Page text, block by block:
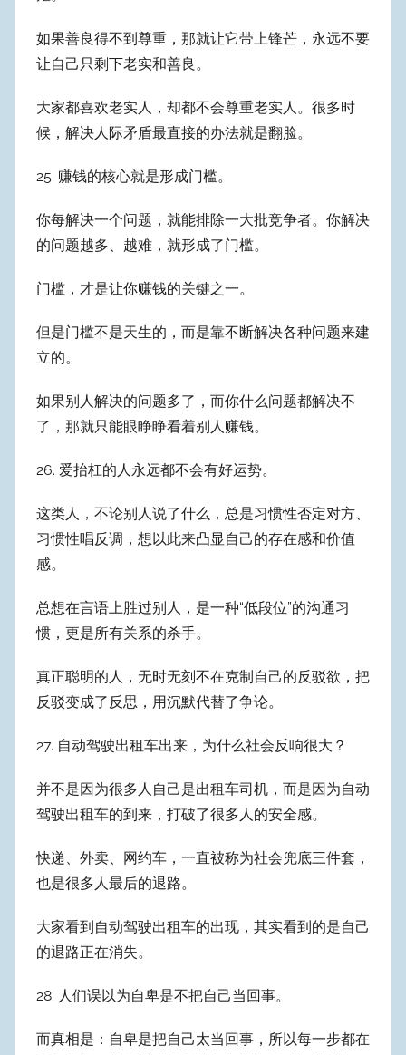
如果善良得不到尊重，那就让它带上锋芒，永远不要
让自己只剩下老实和善良。
大家都喜欢老实人，却都不会尊重老实人。很多时
候，解决人际矛盾最直接的办法就是翻脸。
25. 赚钱的核心就是形成门槛。
你每解决一个问题，就能排除一大批竞争者。你解决
的问题越多、越难，就形成了门槛。
门槛，才是让你赚钱的关键之一。
但是门槛不是天生的，而是靠不断解决各种问题来建
立的。
如果别人解决的问题多了，而你什么问题都解决不
了，那就只能眼睁睁看着别人赚钱。
26. 爱抬杠的人永远都不会有好运势。
这类人，不论别人说了什么，总是习惯性否定对方、
习惯性唱反调，想以此来凸显自己的存在感和价值
感。
总想在言语上胜过别人，是一种“低段位”的沟通习
惯，更是所有关系的杀手。
真正聪明的人，无时无刻不在克制自己的反驳欲，把
反驳变成了反思，用沉默代替了争论。
27. 自动驾驶出租车出来，为什么社会反响很大？
并不是因为很多人自己是出租车司机，而是因为自动
驾驶出租车的到来，打破了很多人的安全感。
快递、外卖、网约车，一直被称为社会兜底三件套，
也是很多人最后的退路。
大家看到自动驾驶出租车的出现，其实看到的是自己
的退路正在消失。
28. 人们误以为自卑是不把自己当回事。
而真相是：自卑是把自己太当回事，所以每一步都在